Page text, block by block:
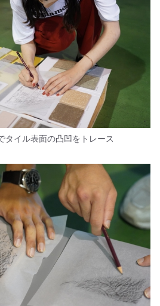
タイル表面の凸凹をトレース